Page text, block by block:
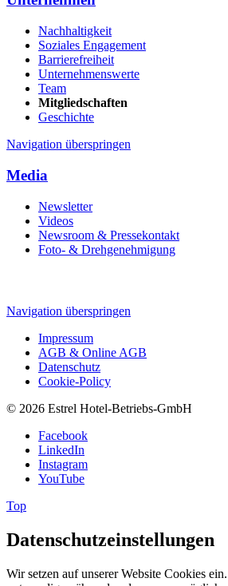
Nachhaltigkeit
Soziales Engagement
Barrierefreiheit
Unternehmenswerte
Team
Mitgliedschaften
Geschichte
Navigation überspringen
Media
Newsletter
Videos
Newsroom & Pressekontakt
Foto- & Drehgenehmigung
Navigation überspringen
Impressum
AGB & Online AGB
Datenschutz
Cookie-Policy
© 2026 Estrel Hotel-Betriebs-GmbH
Facebook
LinkedIn
Instagram
YouTube
Top
Datenschutzeinstellungen
Wir setzen auf unserer Website Cookies